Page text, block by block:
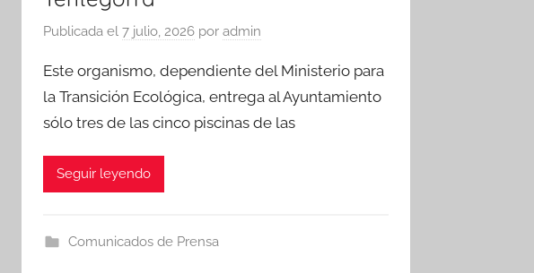
Publicada el 7 julio, 2026 por admin
Este organismo, dependiente del Ministerio para
la Transición Ecológica, entrega al Ayuntamiento
sólo tres de las cinco piscinas de las
Seguir leyendo
Comunicados de Prensa